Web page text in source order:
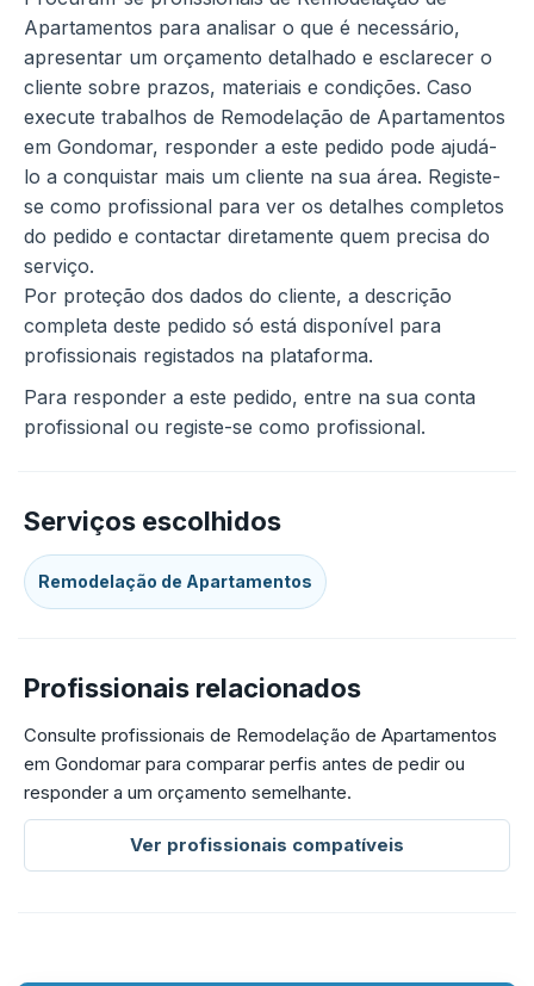
Apartamentos para analisar o que é necessário,
apresentar um orçamento detalhado e esclarecer o
cliente sobre prazos, materiais e condições. Caso
execute trabalhos de Remodelação de Apartamentos
em Gondomar, responder a este pedido pode ajudá-
lo a conquistar mais um cliente na sua área. Registe-
se como profissional para ver os detalhes completos
do pedido e contactar diretamente quem precisa do
serviço.
Por proteção dos dados do cliente, a descrição
completa deste pedido só está disponível para
profissionais registados na plataforma.
Para responder a este pedido, entre na sua conta
profissional ou registe-se como profissional.
Serviços escolhidos
Remodelação de Apartamentos
Profissionais relacionados
Consulte profissionais de Remodelação de Apartamentos
em Gondomar para comparar perfis antes de pedir ou
responder a um orçamento semelhante.
Ver profissionais compatíveis